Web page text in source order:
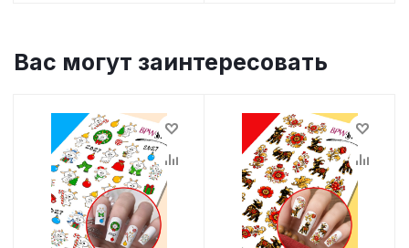
Вас могут заинтересовать